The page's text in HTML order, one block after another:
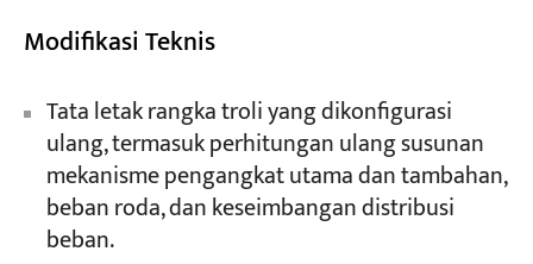
Modifikasi Teknis
Tata letak rangka troli yang dikonfigurasi
ulang, termasuk perhitungan ulang susunan
mekanisme pengangkat utama dan tambahan,
beban roda, dan keseimbangan distribusi
beban.